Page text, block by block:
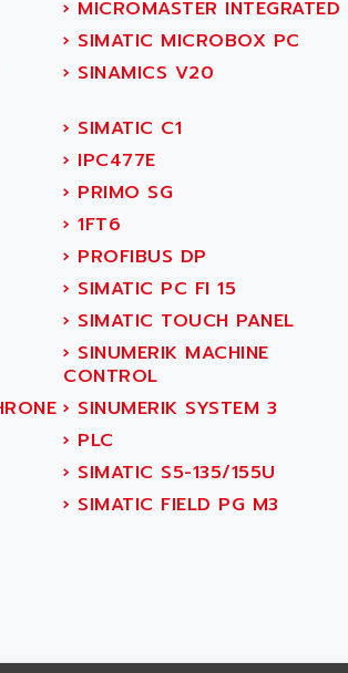
› MICROMASTER INTEGRATED
› SIMATIC MICROBOX PC
› SINAMICS V20
› SIMATIC C1
› IPC477E
› PRIMO SG
› 1FT6
› PROFIBUS DP
› SIMATIC PC FI 15
› SIMATIC TOUCH PANEL
› SINUMERIK MACHINE
CONTROL
› SINUMERIK SYSTEM 3
› PLC
› SIMATIC S5-135/155U
› SIMATIC FIELD PG M3